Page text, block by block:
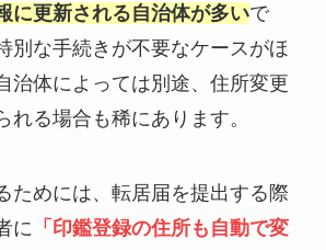
に更新される自治体が多いで
別な手続きが不要なケースがほ
治体によっては別途、住所変更
れる場合も稀にあります。
ためには、転居届を提出する際
に 「印鑑登録の住所も自動で変